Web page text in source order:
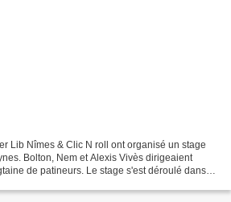
Lib Nîmes & Clic N roll ont organisé un stage
Bolton, Nem et Alexis Vivès dirigeaient
de patineurs. Le stage s'est déroulé dans